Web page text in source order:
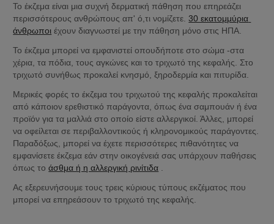
Το έκζεμα είναι μια συχνή δερματική πάθηση που επηρεάζει
περισσότερους ανθρώπους απ' ό,τι νομίζετε. 30 εκατομμύρια
άνθρωποι έχουν διαγνωστεί με την πάθηση μόνο στις ΗΠΑ.
Το έκζεμα μπορεί να εμφανιστεί οπουδήποτε στο σώμα -στα
χέρια, τα πόδια, τους αγκώνες και το τριχωτό της κεφαλής. Στο
τριχωτό συνήθως προκαλεί κνησμό, ξηροδερμία και πιτυρίδα.
Μερικές φορές το έκζεμα του τριχωτού της κεφαλής προκαλείται
από κάποιον ερεθιστικό παράγοντα, όπως ένα σαμπουάν ή ένα
προϊόν για τα μαλλιά στο οποίο είστε αλλεργικοί. Άλλες, μπορεί
να οφείλεται σε περιβαλλοντικούς ή κληρονομικούς παράγοντες.
Παραδόξως, μπορεί να έχετε περισσότερες πιθανότητες να
εμφανίσετε έκζεμα εάν στην οικογένειά σας υπάρχουν παθήσεις
όπως το άσθμα ή η αλλεργική ρινίτιδα
Ας εξερευνήσουμε τους τρεις κύριους τύπους εκζέματος που
μπορεί να επηρεάσουν το τριχωτό της κεφαλής.